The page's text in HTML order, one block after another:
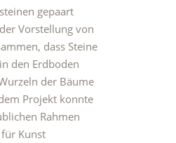
gepaart
Vorstellung von
dass Steine
den Erdboden
der Bäume
Projekt konnte
Rahmen
Kunst